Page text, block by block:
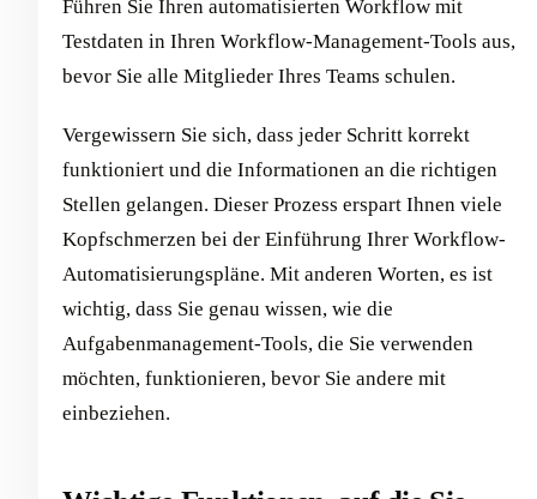
Führen Sie Ihren automatisierten Workflow mit
Testdaten in Ihren Workflow-Management-Tools aus,
bevor Sie alle Mitglieder Ihres Teams schulen.
Vergewissern Sie sich, dass jeder Schritt korrekt
funktioniert und die Informationen an die richtigen
Stellen gelangen. Dieser Prozess erspart Ihnen viele
Kopfschmerzen bei der Einführung Ihrer Workflow-
Automatisierungspläne. Mit anderen Worten, es ist
wichtig, dass Sie genau wissen, wie die
Aufgabenmanagement-Tools, die Sie verwenden
möchten, funktionieren, bevor Sie andere mit
einbeziehen.